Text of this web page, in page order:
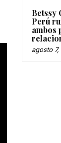
Betssy
Perú
ambos
agosto